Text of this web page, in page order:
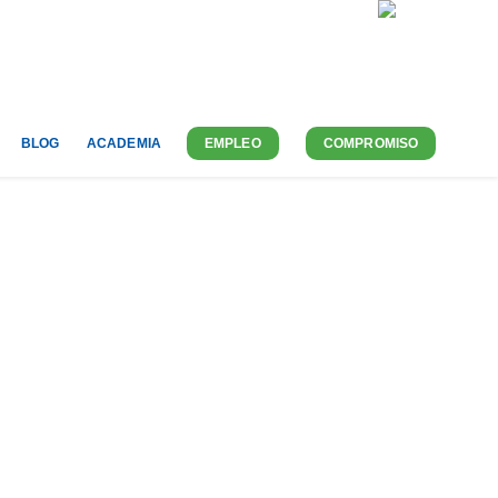
BLOG ACADEMIA EMPLEO COMPROMISO